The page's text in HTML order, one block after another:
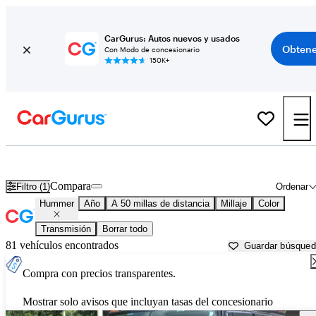
CarGurus: Autos nuevos y usados
Con Modo de concesionario
150K+
Filtro (1) Ordenar
Compara
Hummer Año A 50 millas de distancia Millaje Color
Transmisión Borrar todo
81 vehículos encontrados Guardar
Compra con precios transparentes.
Mostrar solo avisos que incluyan tasas del concesionario